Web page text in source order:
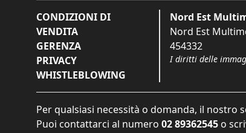
CONDIZIONI DI
VENDITA
GERENZA
PRIVACY
WHISTLEBLOWING
Nord Est
Nord Est
454332
I diritti delle
Per qualsiasi necessità o domanda, il nostro
Puoi contattarci al numero 02 89362545 o